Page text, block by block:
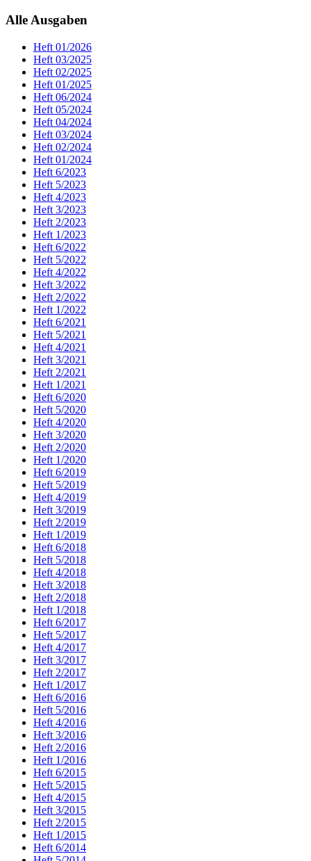
Alle Ausgaben
Heft 01/2026
Heft 03/2025
Heft 02/2025
Heft 01/2025
Heft 06/2024
Heft 05/2024
Heft 04/2024
Heft 03/2024
Heft 02/2024
Heft 01/2024
Heft 6/2023
Heft 5/2023
Heft 4/2023
Heft 3/2023
Heft 2/2023
Heft 1/2023
Heft 6/2022
Heft 5/2022
Heft 4/2022
Heft 3/2022
Heft 2/2022
Heft 1/2022
Heft 6/2021
Heft 5/2021
Heft 4/2021
Heft 3/2021
Heft 2/2021
Heft 1/2021
Heft 6/2020
Heft 5/2020
Heft 4/2020
Heft 3/2020
Heft 2/2020
Heft 1/2020
Heft 6/2019
Heft 5/2019
Heft 4/2019
Heft 3/2019
Heft 2/2019
Heft 1/2019
Heft 6/2018
Heft 5/2018
Heft 4/2018
Heft 3/2018
Heft 2/2018
Heft 1/2018
Heft 6/2017
Heft 5/2017
Heft 4/2017
Heft 3/2017
Heft 2/2017
Heft 1/2017
Heft 6/2016
Heft 5/2016
Heft 4/2016
Heft 3/2016
Heft 2/2016
Heft 1/2016
Heft 6/2015
Heft 5/2015
Heft 4/2015
Heft 3/2015
Heft 2/2015
Heft 1/2015
Heft 6/2014